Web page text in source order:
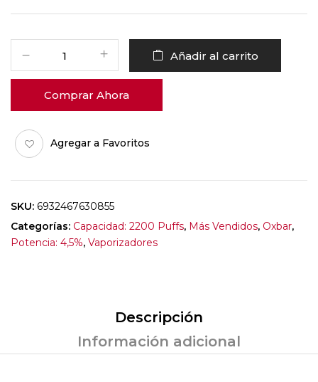
Añadir al carrito
Comprar Ahora
Agregar a Favoritos
SKU: 6932467630855
Categorías: Capacidad: 2200 Puffs, Más Vendidos, Oxbar,
Potencia: 4,5%, Vaporizadores
Descripción
Información adicional